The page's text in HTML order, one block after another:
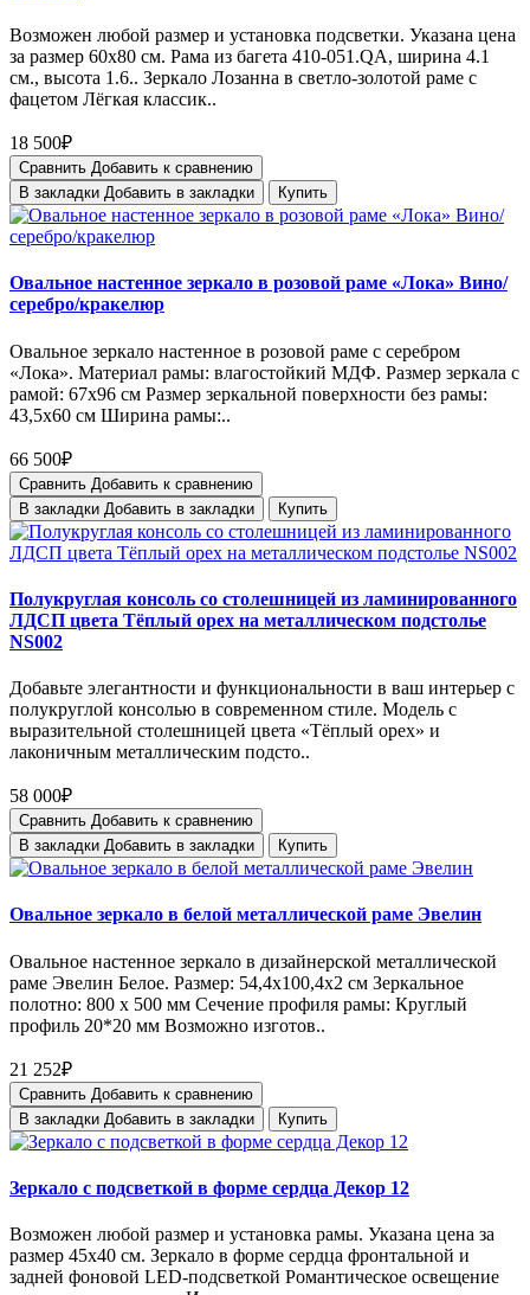
Возможен любой размер и установка подсветки. Указана цена
за размер 60х80 см. Рама из багета 410-051.QA, ширина 4.1
см., высота 1.6.. Зеркало Лозанна в светло-золотой раме с
фацетом Лёгкая классик..
18 500₽
Сравнить Добавить к сравнению
В закладки Добавить в закладки Купить
Овальное настенное зеркало в розовой раме «Лока» Вино/
серебро/кракелюр
Овальное зеркало настенное в розовой раме с серебром
«Лока». Материал рамы: влагостойкий МДФ. Размер зеркала с
рамой: 67х96 см Размер зеркальной поверхности без рамы:
43,5х60 см Ширина рамы:..
66 500₽
Сравнить Добавить к сравнению
В закладки Добавить в закладки Купить
Полукруглая консоль со столешницей из ламинированного
ЛДСП цвета Тёплый орех на металлическом подстолье
NS002
Добавьте элегантности и функциональности в ваш интерьер с
полукруглой консолью в современном стиле. Модель с
выразительной столешницей цвета «Тёплый орех» и
лаконичным металлическим подсто..
58 000₽
Сравнить Добавить к сравнению
В закладки Добавить в закладки Купить
Овальное зеркало в белой металлической раме Эвелин
Овальное настенное зеркало в дизайнерской металлической
раме Эвелин Белое. Размер: 54,4х100,4х2 см Зеркальное
полотно: 800 х 500 мм Сечение профиля рамы: Круглый
профиль 20*20 мм Возможно изготов..
21 252₽
Сравнить Добавить к сравнению
В закладки Добавить в закладки Купить
Зеркало с подсветкой в форме сердца Декор 12
Возможен любой размер и установка рамы. Указана цена за
размер 45х40 см. Зеркало в форме сердца фронтальной и
задней фоновой LED-подсветкой Романтическое освещение